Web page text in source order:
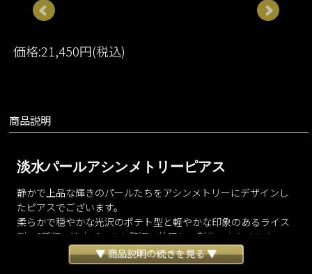
価格:21,450円(税込)
商品説明
淡水パールアシンメトリーピアス
静かで上品な輝きのパールたちをアシンメトリーにデザインし
たピアスでございます。
柔らかで穏やかな光沢のポテト型と軽やかな印象のあるライス
型の2種類の淡水パールを贅沢に使用して製作いたしました。
細部にもこだわり美しいフォルムを追求するために、日本の工
房で職人の手作業により一つ一つ丁寧に組み立てております。
▼ 商品説明の続きを見る ▼